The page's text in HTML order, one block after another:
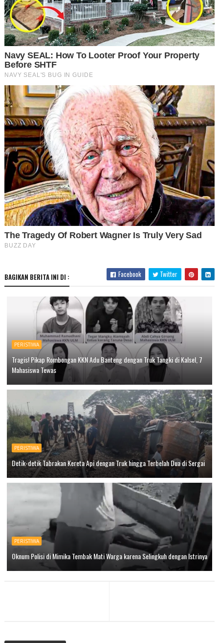
BAGIKAN BERITA INI DI : Facebook Twitter
PERISTIWA
Tragis! Pikap Rombongan KKN Adu Banteng dengan Truk Tangki di Kalsel, 7
Mahasiswa Tewas
PERISTIWA
Detik-detik Tabrakan Kereta Api dengan Truk hingga Terbelah Dua di Sergai
PERISTIWA
Oknum Polisi di Mimika Tembak Mati Warga karena Selingkuh dengan Istrinya